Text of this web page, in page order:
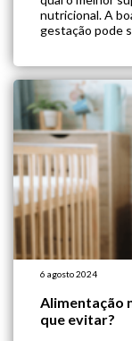
nutricional. A
gestação pode
6 agosto 2024
Alimentação
que evitar?